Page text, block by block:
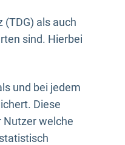
als auch
sind. Hierbei
und bei jedem
Diese
Nutzer welche